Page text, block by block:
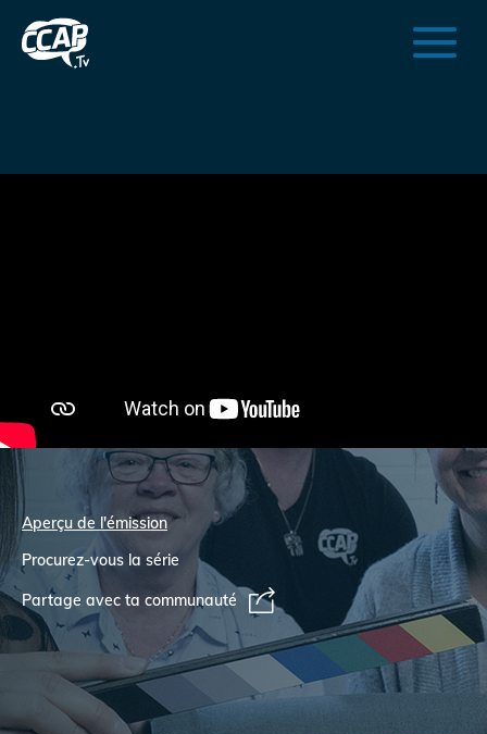
Aperçu de l'émission
Procurez-vous la série
Partage avec ta communauté